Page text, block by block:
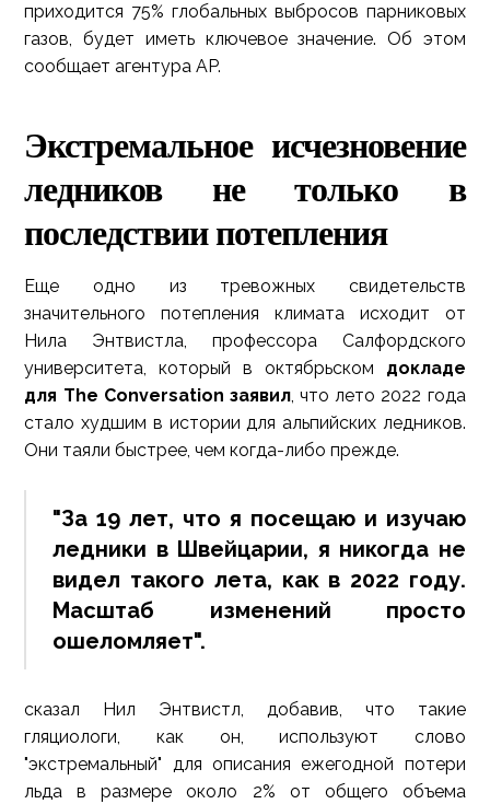
приходится 75% глобальных выбросов парниковых
газов, будет иметь ключевое значение. Об этом
сообщает агентура AP.
Экстремальное исчезновение
ледников не только в
последствии потепления
Еще одно из тревожных свидетельств
значительного потепления климата исходит от
Нила Энтвистла, профессора Салфордского
университета, который в октябрьском докладе
для The Conversation заявил, что лето 2022 года
стало худшим в истории для альпийских ледников.
Они таяли быстрее, чем когда-либо прежде.
"За 19 лет, что я посещаю и изучаю
ледники в Швейцарии, я никогда не
видел такого лета, как в 2022 году.
Масштаб изменений просто
ошеломляет".
сказал Нил Энтвистл, добавив, что такие
гляциологи, как он, используют слово
"экстремальный" для описания ежегодной потери
льда в размере около 2% от общего объема